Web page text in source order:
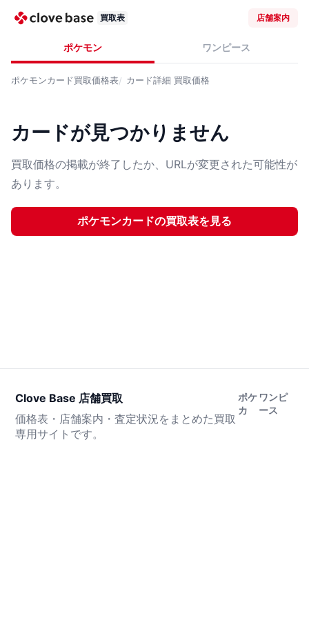
買取表 店舗案内
ポケモン ワンピース
ポケモンカード買取価格表 カード詳細 買取価格
カードが見つかりません
買取価格の掲載が終了したか、URLが変更された可能性が
あります。
ポケモンカードの買取表を見る
Clove Base 店舗買取
価格表・店舗案内・査定状況をまとめた買取
専用サイトです。
ポケ
カ
ワンピ
ース